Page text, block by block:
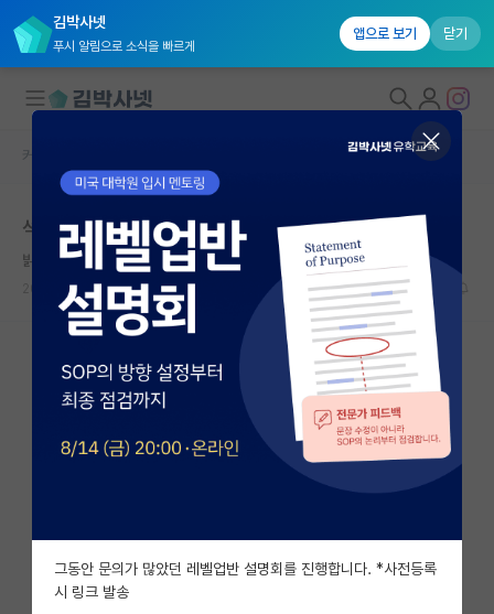
김박사넷
푸시 알림으로 소식을 빠르게
앱으로 보기 닫기
대학원생 모집
국내대학원 정보
연구실&오픈랩
커뮤니티
커뮤니티 홈
전체글보기
베스트 게시판
자유 게시판(아무개랩)
미국 유학 게시판
커뮤니티 홈
석사 2기 마치고 자퇴
밝은 비트겐슈타인
2024.07.17 4 3379
그동안 문의가 많았던 레벨업반 설명회를 진행합니다. *사전등록
시 링크 발송